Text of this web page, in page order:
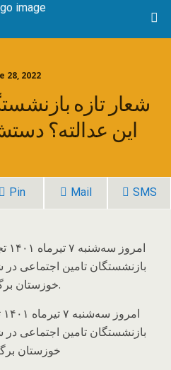
28, 2022
شعار تازه
این عدالته؟
Pin Mail SMS
بازنشستگان تامین اجتماعی در
خوزستان